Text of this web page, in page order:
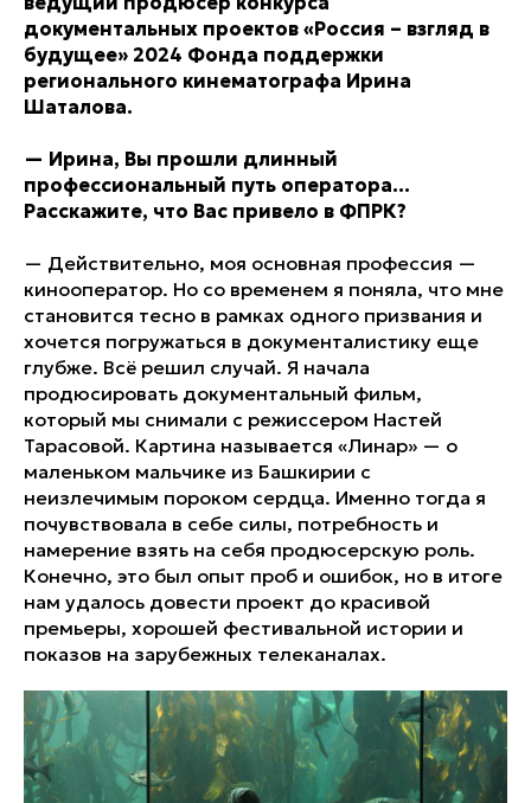
документальных проектов «Россия – взгляд в
будущее» 2024 Фонда поддержки
регионального кинематографа Ирина
Шаталова.
— Ирина, Вы прошли длинный
профессиональный путь оператора…
Расскажите, что Вас привело в ФПРК?
— Действительно, моя основная профессия —
кинооператор. Но со временем я поняла, что мне
становится тесно в рамках одного призвания и
хочется погружаться в документалистику еще
глубже. Всё решил случай. Я начала
продюсировать документальный фильм,
который мы снимали с режиссером Настей
Тарасовой. Картина называется «Линар» — о
маленьком мальчике из Башкирии с
неизлечимым пороком сердца. Именно тогда я
почувствовала в себе силы, потребность и
намерение взять на себя продюсерскую роль.
Конечно, это был опыт проб и ошибок, но в итоге
нам удалось довести проект до красивой
премьеры, хорошей фестивальной истории и
показов на зарубежных телеканалах.